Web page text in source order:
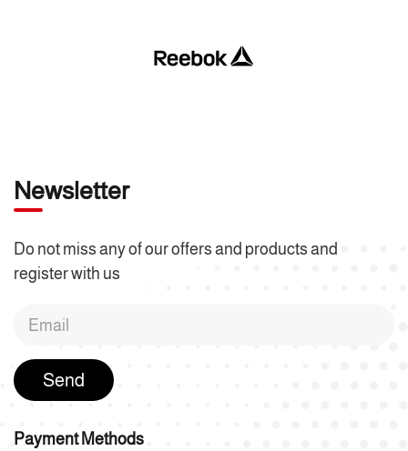
Newsletter
Do not miss any of our offers and products and
register with us
Send
Payment Methods